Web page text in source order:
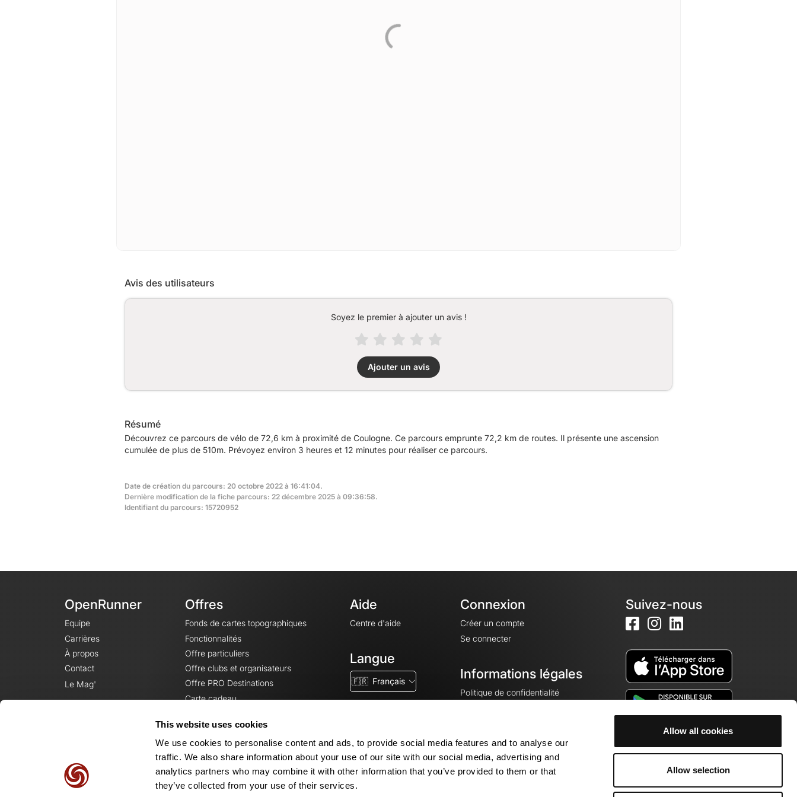
This website uses cookies
We use cookies to personalise content and ads, to provide social media features and to analyse our
traffic. We also share information about your use of our site with our social media, advertising and
analytics partners who may combine it with other information that you’ve provided to them or that
they’ve collected from your use of their services.
Allow all cookies
Allow selection
Avis des utilisateurs
Soyez le premier à ajouter un avis !
Ajouter un avis
Résumé
Découvrez ce parcours de vélo de 72,6 km à proximité de Coulogne. Ce parcours emprunte 72,2 km de routes. Il présente une ascension
cumulée de plus de 510m. Prévoyez environ 3 heures et 12 minutes pour réaliser ce parcours.
Date de création du parcours: 20 octobre 2022 à 16:41:04.
Dernière modification de la fiche parcours: 22 décembre 2025 à 09:36:58.
Identifiant du parcours: 15720952
OpenRunner
Equipe
Carrières
À propos
Contact
Le Mag'
Offres
Fonds de cartes topographiques
Fonctionnalités
Offre particuliers
Offre clubs et organisateurs
Offre PRO Destinations
Carte cadeau
Aide
Centre d'aide
Langue
🇫🇷 Français
Connexion
Créer un compte
Se connecter
Informations légales
Politique de confidentialité
Mentions légales
Paramètres des cookies
Suivez-nous